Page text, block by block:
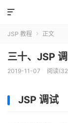

JSP 教程  正文
三十、JSP
2019-11-07 阅读(
JSP 调试